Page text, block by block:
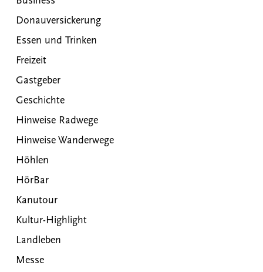
Donauversickerung
Essen und Trinken
Freizeit
Gastgeber
Geschichte
Hinweise Radwege
Hinweise Wanderwege
Höhlen
HörBar
Kanutour
Kultur-Highlight
Landleben
Messe